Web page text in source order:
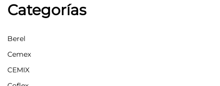
Categorías
Berel
Cemex
CEMIX